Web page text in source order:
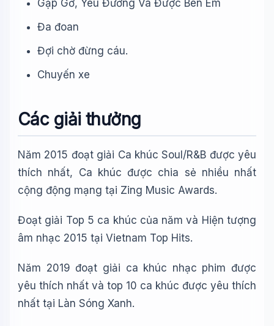
Gặp Gỡ, Yêu Đương Và Được Bên Em
Đa đoan
Đợi chờ đừng cáu.
Chuyến xe
Các giải thưởng
Năm 2015 đoạt giải Ca khúc Soul/R&B được yêu
thích nhất, Ca khúc được chia sẻ nhiều nhất
cộng động mạng tại Zing Music Awards.
Đoạt giải Top 5 ca khúc của năm và Hiện tượng
âm nhạc 2015 tại Vietnam Top Hits.
Năm 2019 đoạt giải ca khúc nhạc phim được
yêu thích nhất và top 10 ca khúc được yêu thích
nhất tại Làn Sóng Xanh.